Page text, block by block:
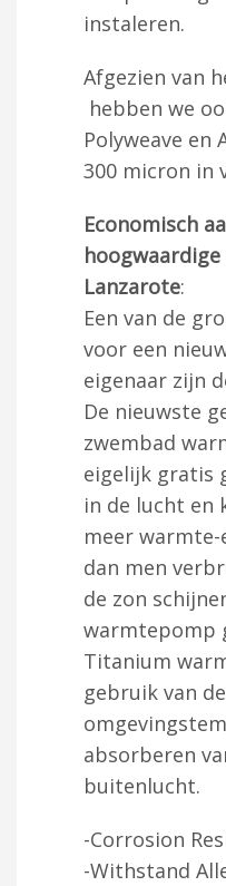
instaleren.
Afgezien van
hebben we
Polyweave en
300 micron in
Economisch
Lanzarote:
Een van de
voor een
eigenaar zijn
De nieuwste
zwembad
eigelijk gratis
in de lucht en
meer
dan men
de zon
warmtepomp
Titanium
gebruik van de
absorberen
buitenlucht.
-Corrosion
-Withstand